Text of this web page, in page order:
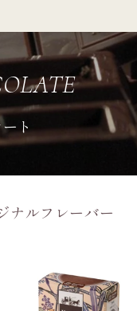
ト
ナルフレーバー